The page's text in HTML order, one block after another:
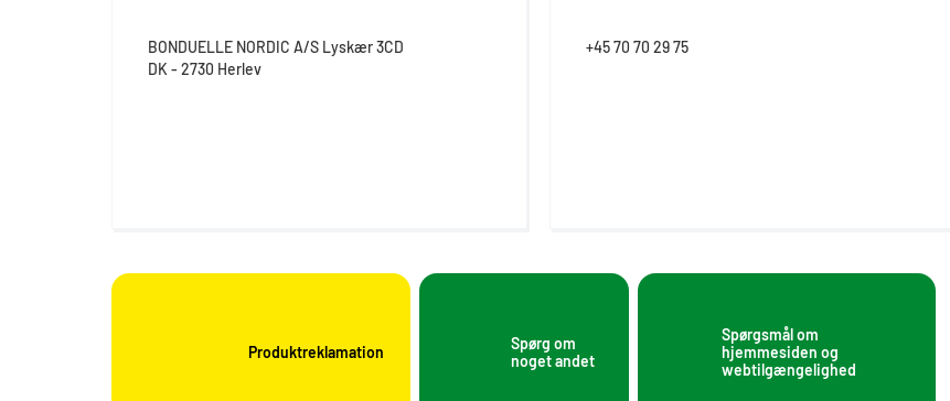
BONDUELLE NORDIC A/S Lyskær 3CD
DK - 2730 Herlev
+45 70 70 29 75
Produktreklamation
Spørg om
noget andet
Spørgsmål om
hjemmesiden og
webtilgængelighed